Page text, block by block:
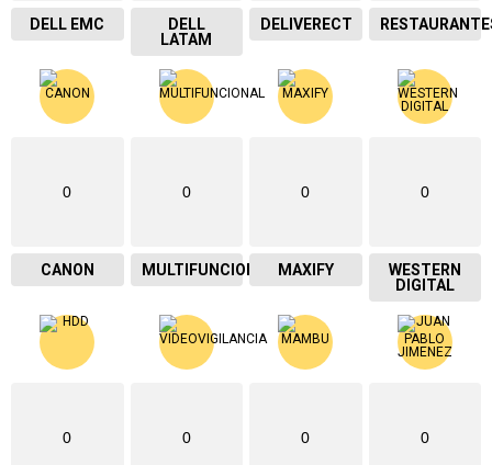
DELL EMC
DELL
LATAM
DELIVERECT
0
CANON
0
MULTIFUNCIONAL
0
MAXIFY
0
WESTERN
DIGITAL
0 0 0 0